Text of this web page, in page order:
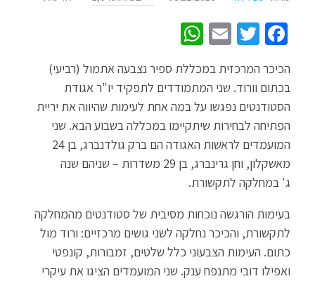
Fa
b
o
o
k
T
tt
er
E
m
ail
at
sA
p
p
הכיכר המרכזית במכללת ספיר נצבעה אתמול (רביעי)
בכתום וורוד. שני המתמודדים לתפקיד יו"ר אגודת
הסטודנטים נפגשו על במה אחת לעימות שהיווה את יריית
הפתיחה לבחירות שיתקיימו במכללה בשבוע הבא. שני
המועמדים לראשות האגודה הם ברק גולדנברג, בן 24
מאשקלון, וחן גרינברג, בן 29 משדרות – שניהם שנה
ג' במחלקה לתקשורת.
בעימות הורגשה נוכחות מסיבית של סטודנטים מהמחלקה
לתקשורת, והכיכר נחלקה לשני גושים מרכזיים: ורוד מול
כתום. העימות הצבעוני כלל שלטים, זמבורות, קונפטי
ואפילו דובי מתנפח ענק. שני המועמדים הציגו את עיקרי